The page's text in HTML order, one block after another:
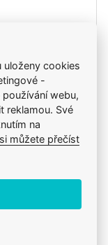
kostí. Je
poskytují
růst štěňat.
5
trápí
uloženy cookies
-
webu,
reklamou. Své
na
si můžete přečíst